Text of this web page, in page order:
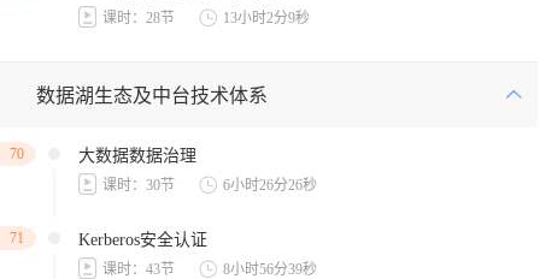
课时：28节 13小时2分9秒
数据湖生态及中台技术体系
70 大数据数据治理
课时：30节 6小时26分26秒
71 Kerberos安全认证
课时：43节 8小时56分39秒